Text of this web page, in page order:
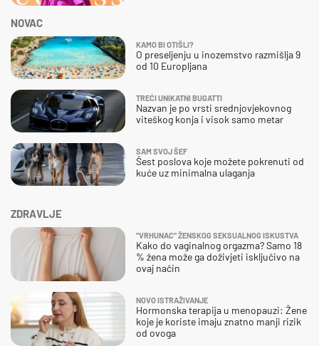
ZDRAVLJE
"VRHUNAC" ŽENSKOG SEKSUALNOG ISKUSTVA
Kako do vaginalnog orgazma? Samo 18
% žena može ga doživjeti isključivo na
ovaj način
NOVO ISTRAŽIVANJE
Hormonska terapija u menopauzi: Žene
koje je koriste imaju znatno manji rizik
od ovoga
NOVAC
KAMO BI OTIŠLI?
O preseljenju u inozemstvo razmišlja 9
od 10 Europljana
TREĆI UNIKATNI BUGATTI
Nazvan je po vrsti srednjovjekovnog
viteškog konja i visok samo metar
SAM SVOJ ŠEF
Šest poslova koje možete pokrenuti od
kuće uz minimalna ulaganja